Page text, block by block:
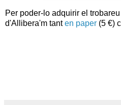
Per poder-lo adquirir el
d'Allibera'm tanten paper (5 €)